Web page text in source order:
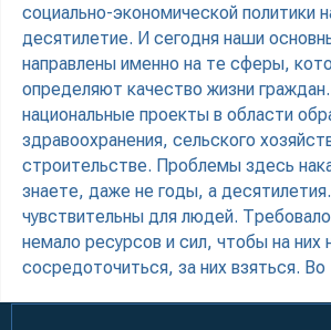
социально-экономической политики
десятилетие. И сегодня наши
направлены именно на те сферы,
определяют качество жизни
национальные проекты в области
здравоохранения, сельского
строительстве. Проблемы здесь
знаете, даже не годы, а
чувствительны для людей.
немало ресурсов и сил, чтобы на них
сосредоточиться, за них взяться. Во